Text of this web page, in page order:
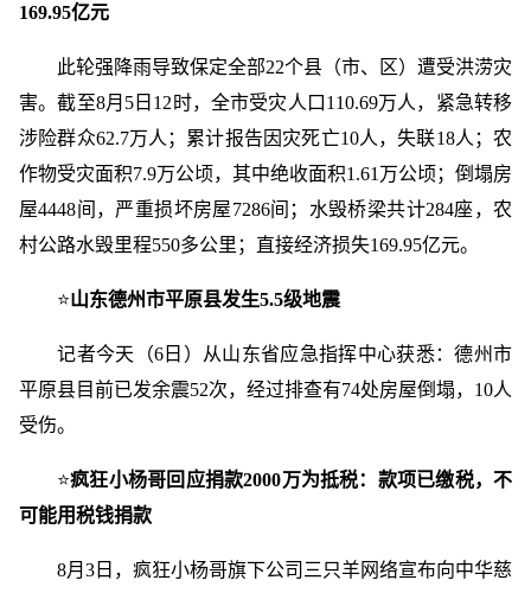
169.95亿元
此轮强降雨导致保定全部22个县（市、区）遭受洪涝灾
害。截至8月5日12时，全市受灾人口110.69万人，紧急转移
涉险群众62.7万人；累计报告因灾死亡10人，失联18人；农
作物受灾面积7.9万公顷，其中绝收面积1.61万公顷；倒塌房
屋4448间，严重损坏房屋7286间；水毁桥梁共计284座，农
村公路水毁里程550多公里；直接经济损失169.95亿元。
⭐山东德州市平原县发生5.5级地震
​记者今天（6日）从山东省应急指挥中心获悉：德州市
平原县目前已发余震52次，经过排查有74处房屋倒塌，10人
受伤。
⭐疯狂小杨哥回应捐款2000万为抵税：款项已缴税，不
可能用税钱捐款
8月3日，疯狂小杨哥旗下公司三只羊网络宣布向中华慈